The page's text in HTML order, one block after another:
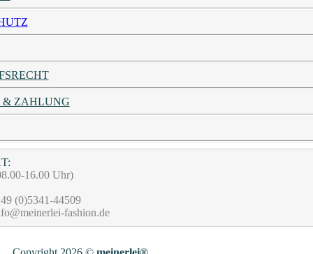
& ZAHLUNG
16.00 Uhr)
(0)5341-44509
fashion.de